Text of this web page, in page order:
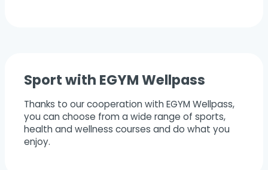
Sport with EGYM Wellpass
Thanks to our cooperation with EGYM Wellpass,
you can choose from a wide range of sports,
health and wellness courses and do what you
enjoy.